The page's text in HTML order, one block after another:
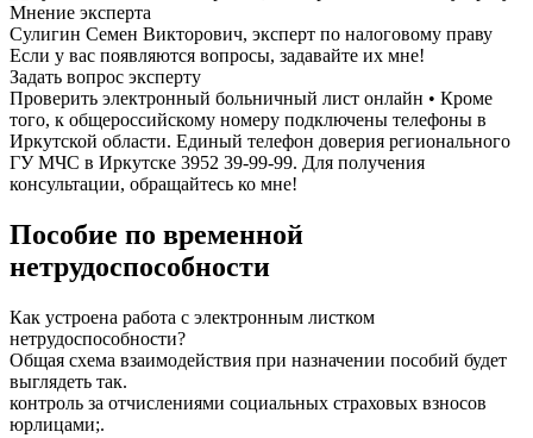
Мнение эксперта
Сулигин Семен Викторович, эксперт по налоговому праву
Если у вас появляются вопросы, задавайте их мне!
Задать вопрос эксперту
Проверить электронный больничный лист онлайн • Кроме
того, к общероссийскому номеру подключены телефоны в
Иркутской области. Единый телефон доверия регионального
ГУ МЧС в Иркутске 3952 39-99-99. Для получения
консультации, обращайтесь ко мне!
Пособие по временной
нетрудоспособности
Как устроена работа с электронным листком
нетрудоспособности?
Общая схема взаимодействия при назначении пособий будет
выглядеть так.
контроль за отчислениями социальных страховых взносов
юрлицами;.